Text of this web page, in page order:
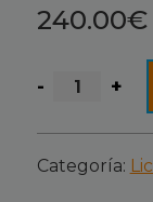
240.00€
Licencia
navegación
+
Categoría: